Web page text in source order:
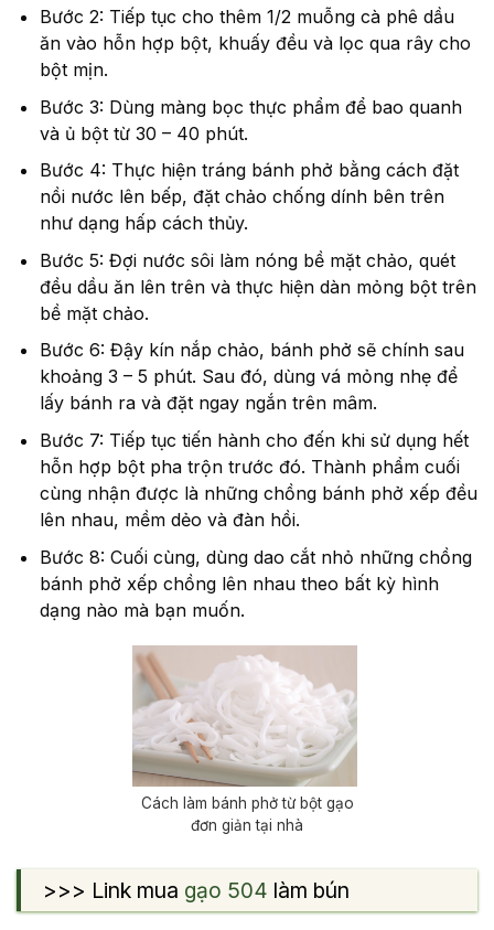
Bước 2: Tiếp tục cho thêm 1/2 muỗng cà phê dầu
ăn vào hỗn hợp bột, khuấy đều và lọc qua rây cho
bột mịn.
Bước 3: Dùng màng bọc thực phẩm để bao quanh
và ủ bột từ 30 – 40 phút.
Bước 4: Thực hiện tráng bánh phở bằng cách đặt
nồi nước lên bếp, đặt chảo chống dính bên trên
như dạng hấp cách thủy.
Bước 5: Đợi nước sôi làm nóng bề mặt chảo, quét
đều dầu ăn lên trên và thực hiện dàn mỏng bột trên
bề mặt chảo.
Bước 6: Đậy kín nắp chảo, bánh phở sẽ chính sau
khoảng 3 – 5 phút. Sau đó, dùng vá mỏng nhẹ để
lấy bánh ra và đặt ngay ngắn trên mâm.
Bước 7: Tiếp tục tiến hành cho đến khi sử dụng hết
hỗn hợp bột pha trộn trước đó. Thành phẩm cuối
cùng nhận được là những chồng bánh phở xếp đều
lên nhau, mềm dẻo và đàn hồi.
Bước 8: Cuối cùng, dùng dao cắt nhỏ những chồng
bánh phở xếp chồng lên nhau theo bất kỳ hình
dạng nào mà bạn muốn.
Cách làm bánh phở từ bột gạo
đơn giản tại nhà
>>> Link mua gạo 504 làm bún